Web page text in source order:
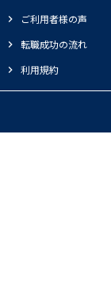
ご利用者様の声
転職成功の流れ
利用規約